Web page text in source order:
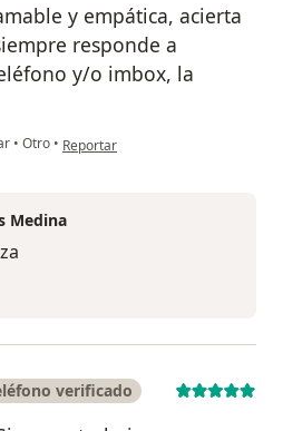
y empática, acierta
responde a
y/o imbox, la
• Otro • en opinión del usuario Yelitza
Reportar
Medina
verificado